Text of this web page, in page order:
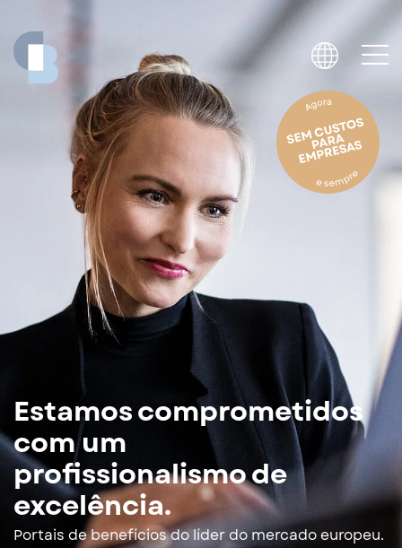
Estamos comprometidos
com um
profissionalismo de
excelência.
Portais de benefícios do líder do mercado europeu.